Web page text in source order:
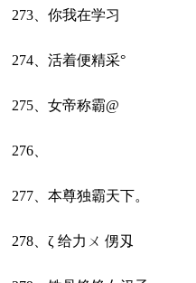
273、你我在学习
274、活着便精采°
275、女帝称霸@
276、
277、本尊独霸天下。
278、ζ 给力ㄨ 侽刄